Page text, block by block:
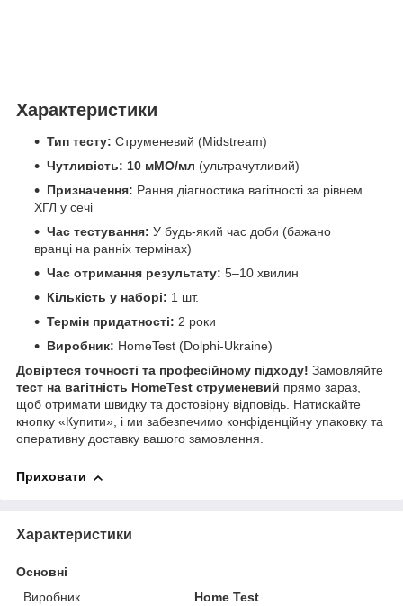
Характеристики
Тип тесту: Струменевий (Midstream)
Чутливість: 10 мМО/мл (ультрачутливий)
Призначення: Рання діагностика вагітності за рівнем
ХГЛ у сечі
Час тестування: У будь-який час доби (бажано
вранці на ранніх термінах)
Час отримання результату: 5–10 хвилин
Кількість у наборі: 1 шт.
Термін придатності: 2 роки
Виробник: HomeTest (Dolphі-Ukraine)
Довіртеся точності та професійному підходу! Замовляйте
тест на вагітність HomeTest струменевий прямо зараз,
щоб отримати швидку та достовірну відповідь. Натискайте
кнопку «Купити», і ми забезпечимо конфіденційну упаковку та
оперативну доставку вашого замовлення.
Приховати
Характеристики
Основні
Виробник
Home Test